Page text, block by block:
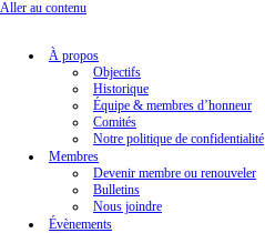
Aller au contenu
À propos
Objectifs
Historique
Équipe & membres d’honneur
Comités
Notre politique de confidentialité
Membres
Devenir membre ou renouveler
Bulletins
Nous joindre
Évènements